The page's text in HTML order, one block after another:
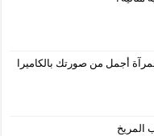
أجمل من صورتك بالكاميرا